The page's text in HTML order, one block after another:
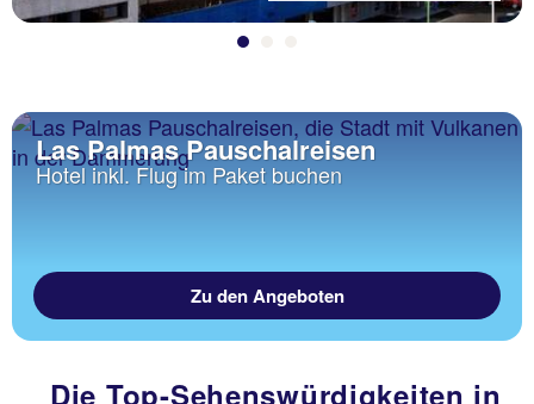
Las Palmas Pauschalreisen
Hotel inkl. Flug im Paket buchen
Zu den Angeboten
Die Top-Sehenswürdigkeiten in